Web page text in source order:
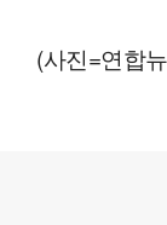
(사진=연합